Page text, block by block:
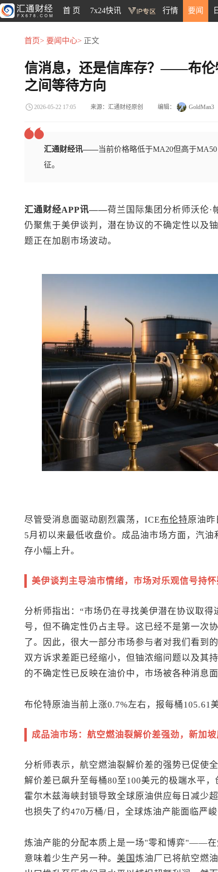
首 页 7x24快讯 行情 要闻
首页> 要闻中心> 正文
信消息，还是信库存？——布伦
之间等待方向
2026-05-22 17:05 来源：汇通财经原创 编辑： GoldMan3
汇通财经讯——当前价格略低于MA20但高于
征。
汇通财经APP讯——荷兰国际集团分析师沃伦·
仍聚焦于美伊谈判，潜在协议的不确定性以及
题正在加剧市场波动。
尽管受消息面驱动剧烈震荡，ICE布伦特原油昨
5月初以来最低收盘价。成品油市场方面，汽
存小幅上升。
美伊谈判主导油市情绪，市场对乐观信号持
分析师指出：“市场仍在寻找美伊潜在协议取
号，但不确定性仍占主导。这已经不是第一次
了。因此，很大一部分市场参与者对我们看到
双方诉求差距已经缩小，但铀浓缩问题以及其
的不确定性已反映在油价中，市场被各种消息
布伦特原油 当前上涨0.7%左右，报每桶105.61
成品油市场：航空燃油裂解价差强劲，新加
分析师表示，航空燃油裂解价差的强势已促使
解价差已飙升至每桶80至100美元的极端水平
霍尔木兹海峡封锁导致全球原油供应每日减少
也损失了约470万桶/日，全球炼油产能面临严
炼油产能的分配本质上是一场"零和博弈"——
意味着少生产另一种。 美国 炼油厂已将航空燃